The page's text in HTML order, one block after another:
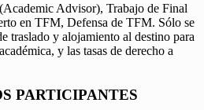
Advisor), Trabajo de Final
en TFM, Defensa de TFM. Sólo se
traslado y alojamiento al destino para
y las tasas de derecho a
PARTICIPANTES